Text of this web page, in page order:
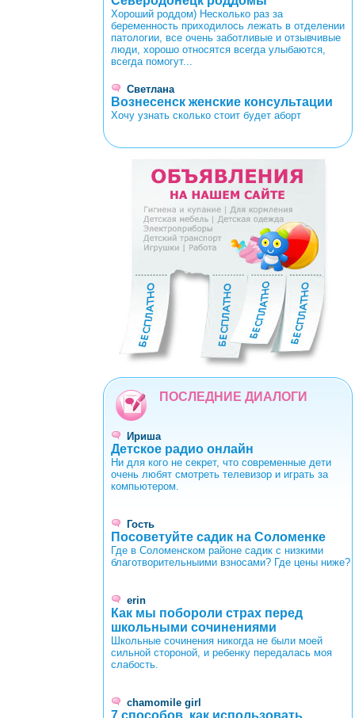
Хороший роддом) Несколько раз за
беременность приходилось лежать в отделении
патологии, все очень заботливые и отзывчивые
люди, хорошо относятся всегда улыбаются,
всегда помогут...
Светлана
Вознесенск женские консультации
Хочу узнать сколько стоит будет аборт
0123456789
ПОСЛЕДНИЕ ДИАЛОГИ
Ириша
Детское радио онлайн
Ни для кого не секрет, что современные дети
очень любят смотреть телевизор и играть за
компьютером.
Гость
Посоветуйте садик на Соломенке
Где в Соломенском районе садик с низкими
благотворительныими взносами? Где цены ниже?
erin
Как мы побороли страх перед
школьными сочинениями
Школьные сочинения никогда не были моей
сильной стороной, и ребенку передалась моя
слабость.
chamomile girl
7 способов, как использовать